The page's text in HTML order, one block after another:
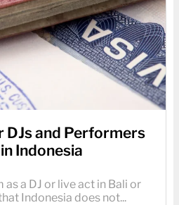
DJs and Performers
Indonesia
a DJ or live act in Bali or
Indonesia does not...